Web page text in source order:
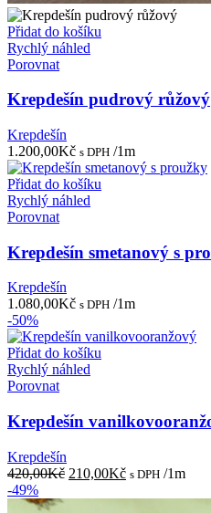
Přidat do košíku
Rychlý náhled
Porovnat
Krepdešín pudrový růžový
Krepdešín
1.200,00Kč s DPH /1m
Přidat do košíku
Rychlý náhled
Porovnat
Krepdešín smetanový s
Krepdešín
1.080,00Kč s DPH /1m
-50%
Přidat do košíku
Rychlý náhled
Porovnat
Krepdešín
Krepdešín
420,00Kč Původní
210,00KčAktuální
s DPH /1m
-49%